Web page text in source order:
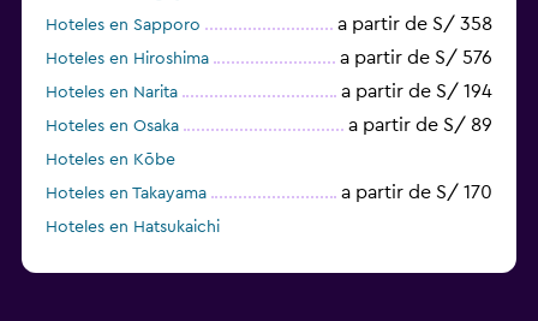
Hoteles en Sapporo
a partir de S/ 358
Hoteles en Hiroshima a partir de S/ 576
Hoteles en Narita a partir de S/ 194
Hoteles en Osaka a partir de S/ 89
Hoteles en Kōbe
Hoteles en Takayama
a partir de S/ 170
Hoteles en Hatsukaichi